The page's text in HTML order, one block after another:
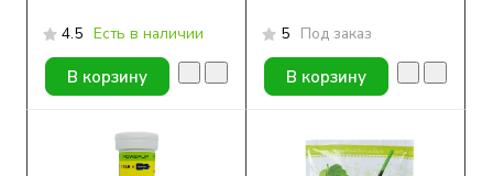
4.5 Есть в наличии
В корзину
5 Под заказ
В корзину